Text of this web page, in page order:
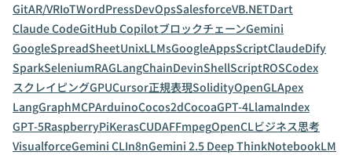
GitAR/VRIoTWordPressDevOpsSalesforceVB.NETDart
Claude CodeGitHub CopilotブロックチェーンGemini
GoogleSpreadSheetUnixLLMsGoogleAppsScriptClaudeDify
SparkSeleniumRAGLangChainDevinShellScriptROSCodex
スクレイピングGPUCursor正規表現SolidityOpenGLApex
LangGraphMCPArduinoCocos2dCocoaGPT-4LlamaIndex
GPT-5RaspberryPiKerasCUDAFFmpegOpenCLビジネス思考
VisualforceGemini CLIn8nGemini 2.5 Deep ThinkNotebookLM